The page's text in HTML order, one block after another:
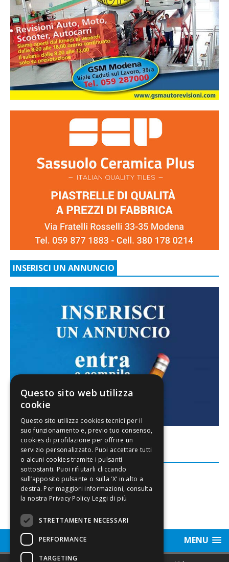
INSERISCI UN ANNUNCIO
FACEBOOK
MENU
Questo sito web utilizza
cookie
Leggi di più
STRETTAMENTE NECESSARI
PERFORMANCE
TARGETING